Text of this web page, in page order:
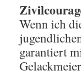
Wenn ich
garantiert